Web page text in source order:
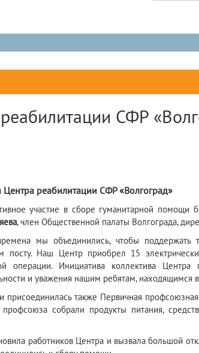
СФР
Центра реабилитации СФР «Волгоград»
участие в сборе гуманитарной помощи
, член Общественной палаты Волгограда,
мы объединились, чтобы поддержать
посту. Наш Центр приобрел 15
операции. Инициатива коллектива
и уважения нашим ребятам, находящимся
присоединилась также Первичная
собрали продукты питания,
работников Центра и вызвала большой